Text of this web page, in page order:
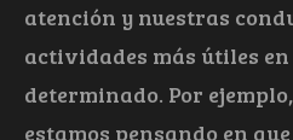
atención y nuestras
actividades más útiles
determinado. Por
estamos pensando en